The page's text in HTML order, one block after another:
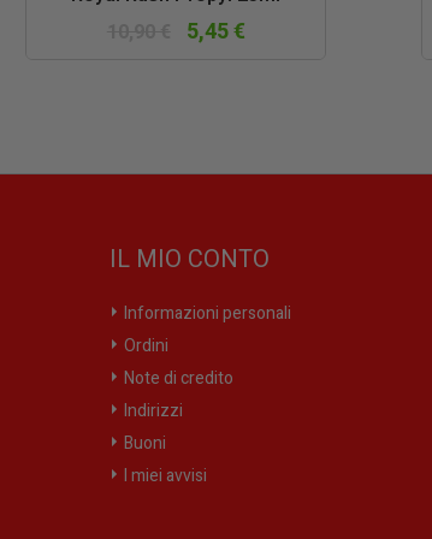
5,45 €
IL MIO CONTO
Informazioni personali
Ordini
Note di credito
Indirizzi
Buoni
I miei avvisi